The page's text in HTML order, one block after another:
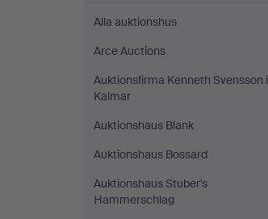
Alla auktionshus
Arce Auctions
Auktionsfirma Kenneth Svensson i
Kalmar
Auktionshaus Blank
Auktionshaus Bossard
Auktionshaus Stuber's
Hammerschlag